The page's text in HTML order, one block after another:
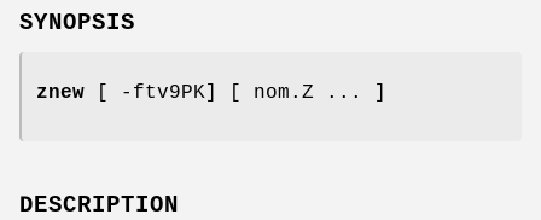
SYNOPSIS
znew [ -ftv9PK] [ nom.Z ... ]
DESCRIPTION